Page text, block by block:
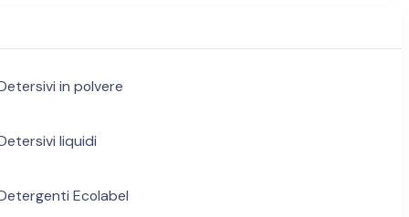
in polvere
liquidi
Ecolabel